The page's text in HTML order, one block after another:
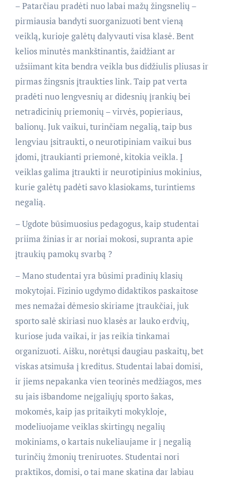
– Patarčiau pradėti nuo labai mažų žingsnelių –
pirmiausia bandyti suorganizuoti bent vieną
veiklą, kurioje galėtų dalyvauti visa klasė. Bent
kelios minutės mankštinantis, žaidžiant ar
užsiimant kita bendra veikla bus didžiulis pliusas ir
pirmas žingsnis įtraukties link. Taip pat verta
pradėti nuo lengvesnių ar didesnių įrankių bei
netradicinių priemonių – virvės, popieriaus,
balionų. Juk vaikui, turinčiam negalią, taip bus
lengviau įsitraukti, o neurotipiniam vaikui bus
įdomi, įtraukianti priemonė, kitokia veikla. Į
veiklas galima įtraukti ir neurotipinius mokinius,
kurie galėtų padėti savo klasiokams, turintiems
negalią.
– Ugdote būsimuosius pedagogus, kaip studentai
priima žinias ir ar noriai mokosi, supranta apie
įtraukių pamokų svarbą ?
– Mano studentai yra būsimi pradinių klasių
mokytojai. Fizinio ugdymo didaktikos paskaitose
mes nemažai dėmesio skiriame įtraukčiai, juk
sporto salė skiriasi nuo klasės ar lauko erdvių,
kuriose juda vaikai, ir jas reikia tinkamai
organizuoti. Aišku, norėtųsi daugiau paskaitų, bet
viskas atsimuša į kreditus. Studentai labai domisi,
ir jiems nepakanka vien teorinės medžiagos, mes
su jais išbandome neįgaliųjų sporto šakas,
mokomės, kaip jas pritaikyti mokykloje,
modeliuojame veiklas skirtingų negalių
mokiniams, o kartais nukeliaujame ir į negalią
turinčių žmonių treniruotes. Studentai nori
praktikos, domisi, o tai mane skatina dar labiau